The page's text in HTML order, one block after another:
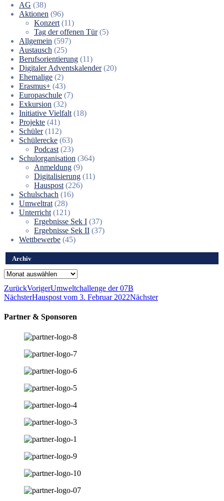
AG (38)
Aktionen (96)
Konzert (11)
Tag der offenen Tür(5)
Allgemein (597)
Austausch (25)
Berufsorientierung (11)
Digitaler Adventskalender(20)
Ehemalige (2)
Erasmus+ (43)
Europaschule (7)
Exkursion (32)
Initiative Vielfalt (18)
Projekte (41)
Schüler(112)
Schülerecke (63)
Podcast (23)
Schulorganisation (364)
Anmeldung (9)
Digitalisierung (11)
Hauspost (226)
Schulschach (16)
Umweltrat (28)
Unterricht (121)
Ergebnisse Sek I (37)
Ergebnisse Sek II (37)
Wettbewerbe (45)
Archiv
Archiv
ZurückVorigerUmweltchallenge der 07B
NächsterHauspost vom 3. Februar 2022Nächster
Partner & Sponsoren